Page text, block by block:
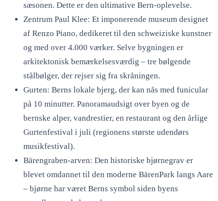
sæsonen. Dette er den ultimative Bern-oplevelse.
Zentrum Paul Klee: Et imponerende museum designet
af Renzo Piano, dedikeret til den schweiziske kunstner
og med over 4.000 værker. Selve bygningen er
arkitektonisk bemærkelsesværdig – tre bølgende
stålbølger, der rejser sig fra skråningen.
Gurten: Berns lokale bjerg, der kan nås med funicular
på 10 minutter. Panoramaudsigt over byen og de
bernske alper, vandrestier, en restaurant og den årlige
Gurtenfestival i juli (regionens største udendørs
musikfestival).
Bärengraben-arven: Den historiske bjørnegrav er
blevet omdannet til den moderne BärenPark langs Aare
– bjørne har været Berns symbol siden byens